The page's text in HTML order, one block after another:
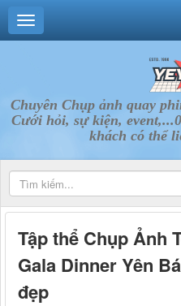
Chuyên Chụp ảnh quay
Cưới hỏi, sự kiện,
khách có thể
Tập thể Chụp Ảnh
Gala Dinner Yên
đẹp